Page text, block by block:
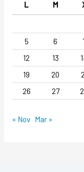
L M
5
6
12
13
19
20
26
27
« Nov Mar »